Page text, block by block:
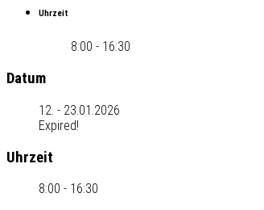
Uhrzeit
8:00 - 16:30
Datum
12. - 23.01.2026
Expired!
Uhrzeit
8:00 - 16:30